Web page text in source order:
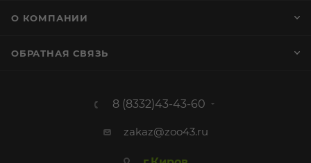
О КОМПАНИИ
ОБРАТНАЯ СВЯЗЬ
8 (8332)43-43-60
zakaz@zoo43.ru